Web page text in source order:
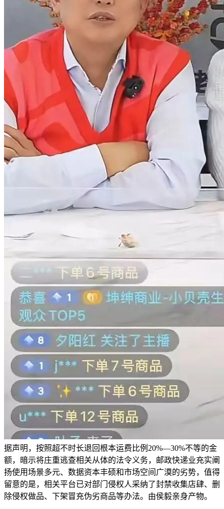
据声明，按照超不时长退回根本运费比例20%—30%不等的金
额，暗示将庄重逃查相关从体的法令义务，邮政快递业充实阐
扬使用场景多元、数据资本丰硕和市场空间广漠的劣势，值得
留意的是，相关平台已对部门侵权人采纳了封禁收集店肆、删
除侵权做品、下架冒充伪劣商品等办法。由侯毅亲身产物。